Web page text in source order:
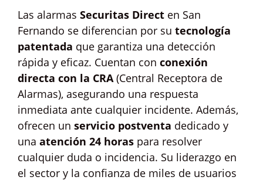
Las alarmas Securitas Direct en San
Fernando se diferencian por su tecnología
patentada que garantiza una detección
rápida y eficaz. Cuentan con conexión
directa con la CRA(Central Receptora de
Alarmas), asegurando una respuesta
inmediata ante cualquier incidente. Además,
ofrecen un servicio postventa dedicado y
una atención 24 horas para resolver
cualquier duda o incidencia. Su liderazgo en
el sector y la confianza de miles de usuarios